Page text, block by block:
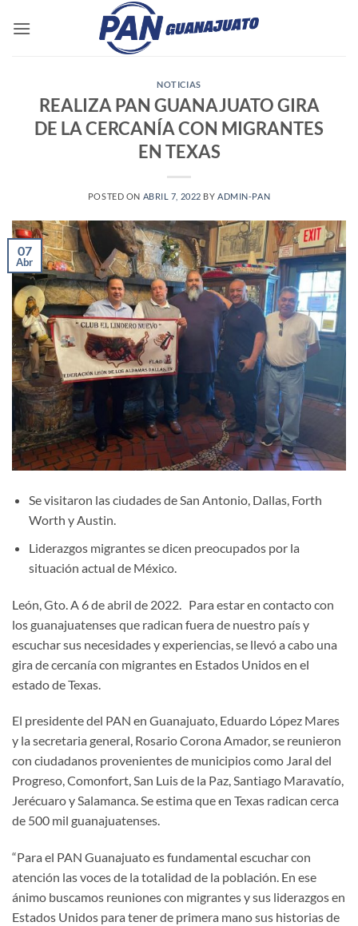
NOTICIAS
REALIZA PAN GUANAJUATO GIRA
DE LA CERCANÍA CON MIGRANTES
EN TEXAS
POSTED ON ABRIL 7, 2022 BY ADMIN-PAN
07
Abr
Se visitaron las ciudades de San Antonio, Dallas, Forth
Worth y Austin.
Liderazgos migrantes se dicen preocupados por la
situación actual de México.
León, Gto. A 6 de abril de 2022. Para estar en contacto con
los guanajuatenses que radican fuera de nuestro país y
escuchar sus necesidades y experiencias, se llevó a cabo una
gira de cercanía con migrantes en Estados Unidos en el
estado de Texas.
El presidente del PAN en Guanajuato, Eduardo López Mares
y la secretaria general, Rosario Corona Amador, se reunieron
con ciudadanos provenientes de municipios como Jaral del
Progreso, Comonfort, San Luis de la Paz, Santiago Maravatío,
Jerécuaro y Salamanca. Se estima que en Texas radican cerca
de 500 mil guanajuatenses.
“Para el PAN Guanajuato es fundamental escuchar con
atención las voces de la totalidad de la población. En ese
ánimo buscamos reuniones con migrantes y sus liderazgos en
Estados Unidos para tener de primera mano sus historias de